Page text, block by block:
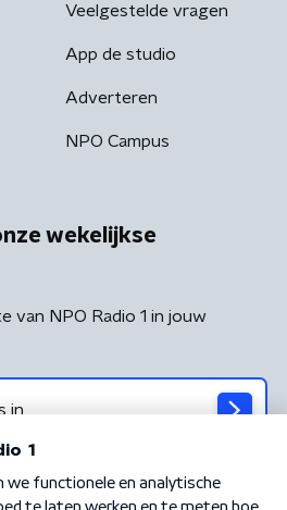
Veelgestelde vragen
App de studio
Adverteren
NPO Campus
wekelijkse
van NPO Radio 1 in jouw